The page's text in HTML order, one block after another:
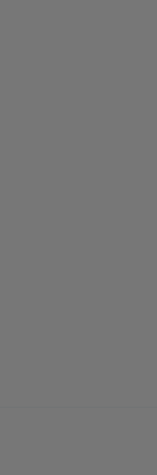
in neuem Tab)